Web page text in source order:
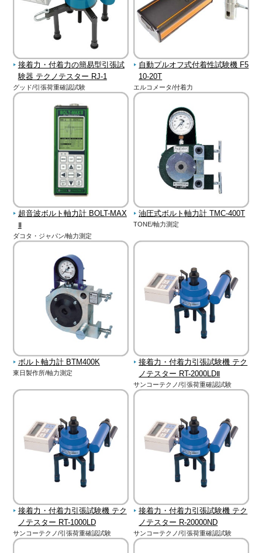
接着力・付着力の簡易型引張試
験器 テクノテスター RJ-1
グッド/引張荷重確認試験
自動プルオフ式付着性試験機 F5
10-20T
エルコメータ/付着力
超音波ボルト軸力計 BOLT-MAX
Ⅱ
ダコタ・ジャパン/軸力測定
油圧式ボルト軸力計 TMC-400T
TONE/軸力測定
ボルト軸力計 BTM400K
東日製作所/軸力測定
接着力・付着力引張試験機 テク
ノテスター RT-2000LDⅡ
サンコーテクノ/引張荷重確認試験
接着力・付着力引張試験機 テク
ノテスター RT-1000LD
サンコーテクノ/引張荷重確認試験
接着力・付着力引張試験機 テク
ノテスター R-20000ND
サンコーテクノ/引張荷重確認試験